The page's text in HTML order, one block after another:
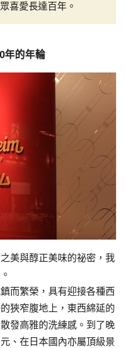
喜愛長達百年。
年的年輪
美與醇正美味的祕密，我
而繁榮，具有迎接各種西
狹窄腹地上，東西綿延的
發高雅的洗練感。到了晚
、在日本國內亦屬頂級景